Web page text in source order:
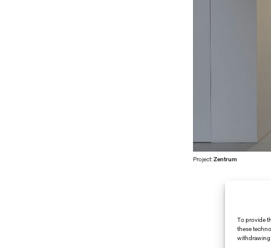
To provide
these
withdrawing
Project:Zentrum